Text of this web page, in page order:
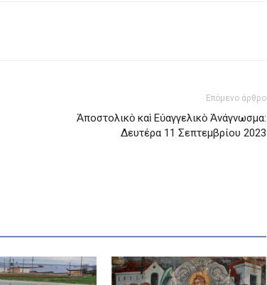
Επόμενο άρθρο
Ἀποστολικὸ καὶ Εὐαγγελικὸ Ἀνάγνωσμα:
Δευτέρα 11 Σεπτεμβρίου 2023